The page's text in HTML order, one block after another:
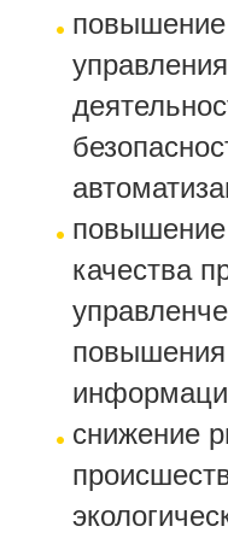
повышение
качества
повышения
снижение